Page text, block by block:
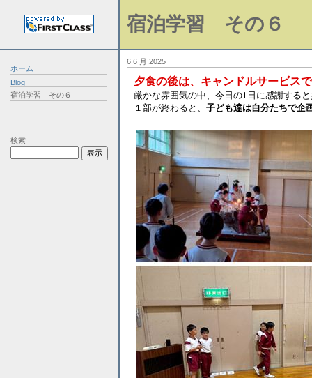
ホーム
Blog
宿泊学習 その６
検索
宿泊学習 その６
6 6 月,2025
夕食の後は、キャンドルサービス
厳かな雰囲気の中、今日の1日に感謝する
１部が終わると、 子ども達は自分たちで企